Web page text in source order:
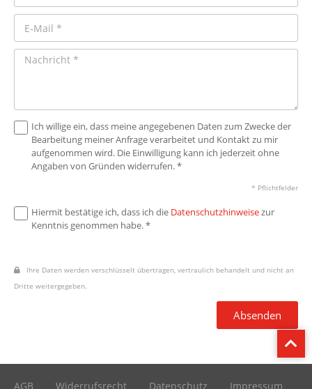
AGB Widerrufsrecht Datenschutz Impressum
Ich willige ein, dass meine angegebenen Daten zum Zwecke der
Bearbeitung meiner Anfrage verarbeitet und Kontakt zu mir
aufgenommen wird. Die Einwilligung kann ich jederzeit ohne
Angaben von Gründen widerrufen. *
* Pflichtfelder
Hiermit bestätige ich, dass ich die Datenschutzhinweisezur
Kenntnis genommen habe. *
Ihre Daten werden verschlüsselt übertragen, vertraulich behandelt und nicht an
Dritte weitergegeben.
Absenden